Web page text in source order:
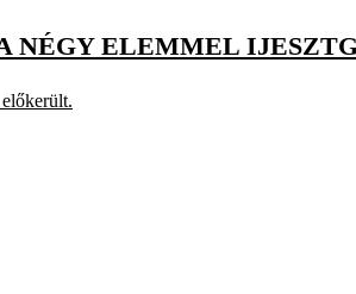
NÉGY ELEMMEL